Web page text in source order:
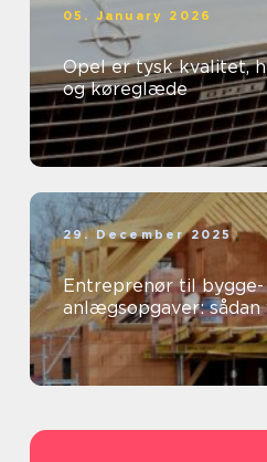
05. January 2026
Opel er tysk kvalitet,
og køreglæde
29. December 2025
Entreprenør til bygge-
anlægsopgaver: